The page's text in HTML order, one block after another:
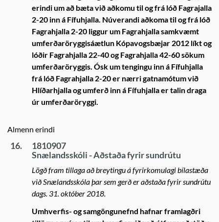
erindi um að bæta við aðkomu til og frá lóð Fagrajalla
2-20 inn á Fífuhjalla. Núverandi aðkoma til og frá lóð
Fagrahjalla 2-20 liggur um Fagrahjalla samkvæmt
umferðaröryggisáætlun Kópavogsbæjar 2012 líkt og
lóðir Fagrahjalla 22-40 og Fagrahjalla 42-60 sökum
umferðaröryggis. Ósk um tengingu inn á Fífuhjalla
frá lóð Fagrahjalla 2-20 er nærri gatnamótum við
Hlíðarhjalla og umferð inn á Fífuhjalla er talin draga
úr umferðaröryggi.
Almenn erindi
16.
1810907
Snælandsskóli - Aðstaða fyrir sundrútu
Lögð fram tillaga að breytingu á fyrirkomulagi bílastæða
við Snælandsskóla þar sem gerð er aðstaða fyrir sundrútu
dags. 31. október 2018.
Umhverfis- og samgöngunefnd hafnar framlagðri